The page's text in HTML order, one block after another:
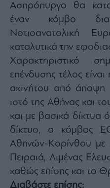
Ασπρόπυργο θα
έναν κόμβο
Νοτιοανατολική
καταλυτικά την
Χαρακτηριστικό
επένδυσης τέλος
ακινήτου από άποψη
ιστό της Αθήνας και
και με βασικά δίκτυα
δίκτυο, ο κόμβος
Αθηνών-Κορίνθου με
Πειραιά, Λιμένας
καθώς επίσης και το
Διαβάστε επίσης: